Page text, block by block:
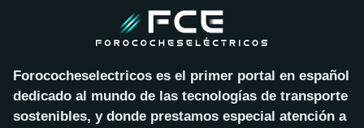
Forococheselectricos es el primer portal en español
dedicado al mundo de las tecnologías de transporte
sostenibles, y donde prestamos especial atención a